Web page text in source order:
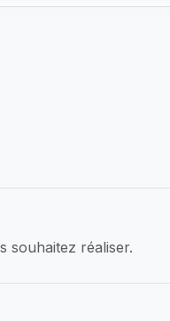
souhaitez réaliser.